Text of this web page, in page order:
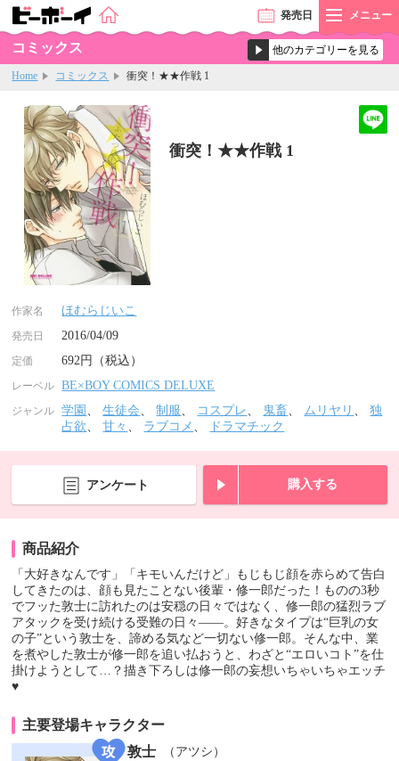
発売日 メニュー
コミックス
Home コミックス 衝突！★★作戦 1
衝突！★★作戦 1
作家名 ほむらじいこ
発売日 2016/04/09
定価 692円（税込）
レーベル BE×BOY COMICS DELUXE
ジャンル 学園 、生徒会、制服、 コスプレ 、 鬼畜、 ムリヤリ 、独
占欲、甘々 、 ラブコメ 、 ドラマチック
アンケート 購入する
商品紹介
「大好きなんです」「キモいんだけど」もじもじ顔を赤らめて告白
してきたのは、顔も見たことない後輩・修一郎だった！ものの3秒
でフッた敦士に訪れたのは安穏の日々ではなく、修一郎の猛烈ラブ
アタックを受け続ける受難の日々――。好きなタイプは“巨乳の女
の子”という敦士を、諦める気など一切ない修一郎。そんな中、業
を煮やした敦士が修一郎を追い払おうと、わざと“エロいコト”を仕
掛けようとして…？描き下ろしは修一郎の妄想いちゃいちゃエッチ
♥
主要登場キャラクター
敦士
（アツシ）